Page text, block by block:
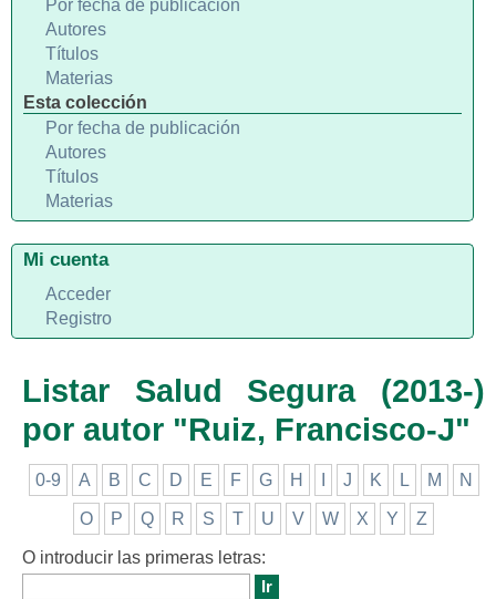
Listar Salud Segura (2013-)
por autor "Ruiz, Francisco-J"
0-9 A B C D E F G H J K L M N
O P Q R S T U V W X Y Z
O introducir las primeras letras:
Por fecha de publicación
Autores
Títulos
Materias
Esta colección
Por fecha de publicación
Autores
Títulos
Materias
Mi cuenta
Acceder
Registro